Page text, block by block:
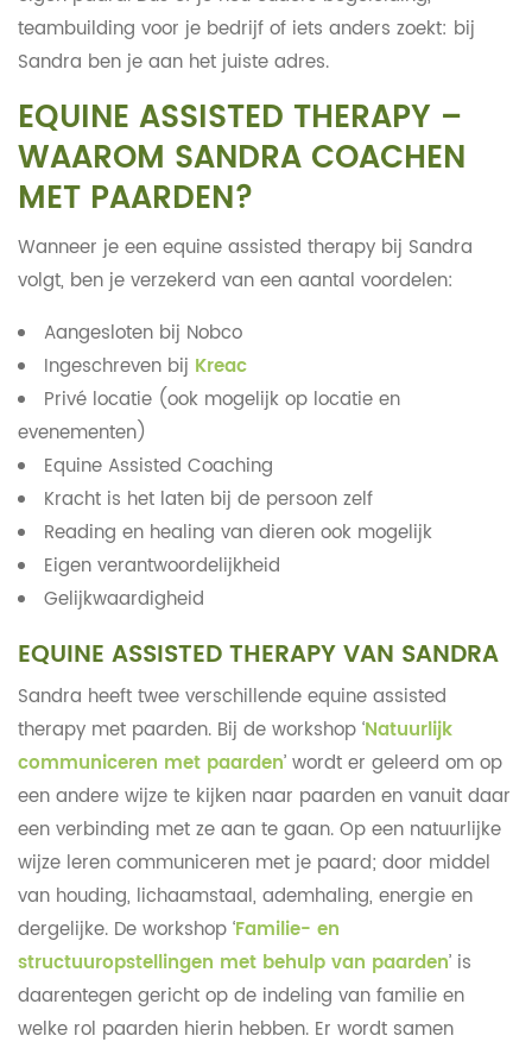
teambuilding voor je bedrijf of iets anders zoekt: bij
Sandra ben je aan het juiste adres.
EQUINE ASSISTED THERAPY –
WAAROM SANDRA COACHEN
MET PAARDEN?
Wanneer je een equine assisted therapy bij Sandra
volgt, ben je verzekerd van een aantal voordelen:
Aangesloten bij Nobco
Ingeschreven bij Kreac
Privé locatie (ook mogelijk op locatie en
evenementen)
Equine Assisted Coaching
Kracht is het laten bij de persoon zelf
Reading en healing van dieren ook mogelijk
Eigen verantwoordelijkheid
Gelijkwaardigheid
EQUINE ASSISTED THERAPY VAN SANDRA
Sandra heeft twee verschillende equine assisted
therapy met paarden. Bij de workshop ‘Natuurlijk
communiceren met paarden’ wordt er geleerd om op
een andere wijze te kijken naar paarden en vanuit daar
een verbinding met ze aan te gaan. Op een natuurlijke
wijze leren communiceren met je paard; door middel
van houding, lichaamstaal, ademhaling, energie en
dergelijke. De workshop ‘Familie- en
structuuropstellingen met behulp van paarden’ is
daarentegen gericht op de indeling van familie en
welke rol paarden hierin hebben. Er wordt samen